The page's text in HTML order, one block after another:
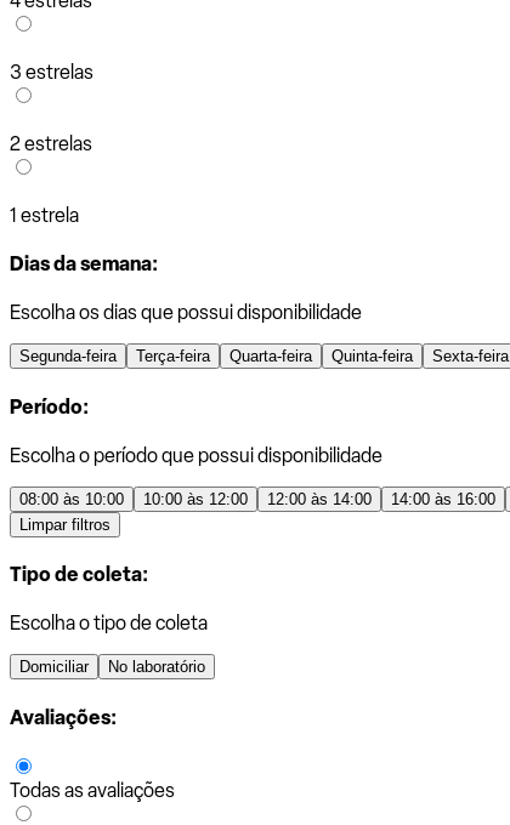
3 estrelas
2 estrelas
1 estrela
Dias da semana:
Escolha os dias que possui disponibilidade
Segunda-feira Terça-feira Quarta-feira Quinta-feira Sexta-feira
Período:
Escolha o período que possui disponibilidade
08:00 às 10:00 10:00 às 12:00 12:00 às 14:00 14:00 às 16:00
Limpar filtros
Tipo de coleta:
Escolha o tipo de coleta
Domiciliar No laboratório
Avaliações:
Todas as avaliações